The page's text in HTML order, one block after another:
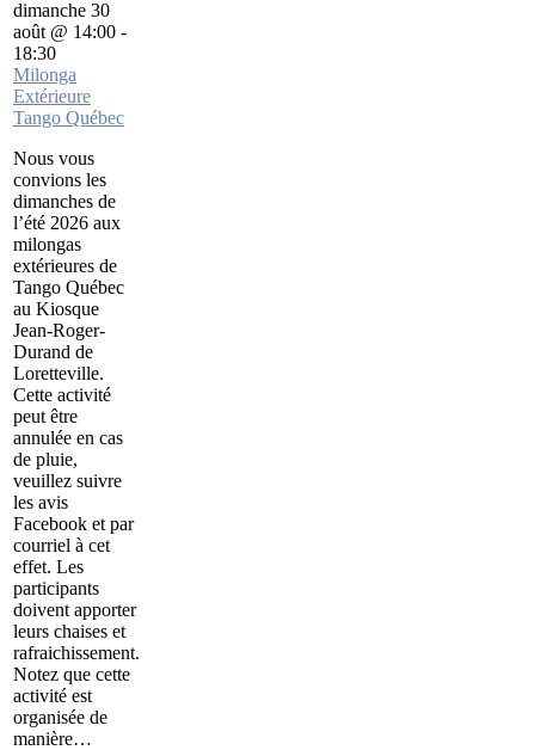
dimanche 30
août @ 14:00 -
18:30
Milonga
Extérieure
Tango Québec
Nous vous
convions les
dimanches de
l’été 2026 aux
milongas
extérieures de
Tango Québec
au Kiosque
Jean-Roger-
Durand de
Loretteville.
Cette activité
peut être
annulée en cas
de pluie,
veuillez suivre
les avis
Facebook et par
courriel à cet
effet. Les
participants
doivent apporter
leurs chaises et
rafraichissement.
Notez que cette
activité est
organisée de
manière…